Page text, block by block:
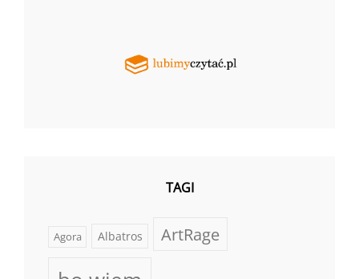
TAGI
Agora Albatros ArtRage